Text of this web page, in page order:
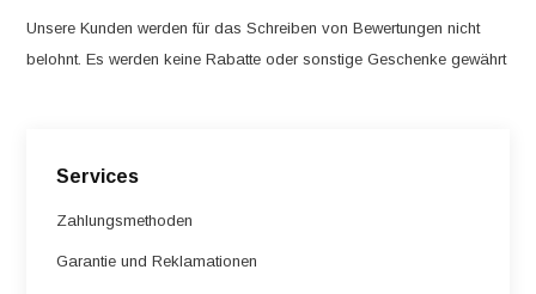
Services
Zahlungsmethoden
Garantie und Reklamationen
Unsere Kunden werden für das Schreiben von Bewertungen nicht
belohnt. Es werden keine Rabatte oder sonstige Geschenke gewährt